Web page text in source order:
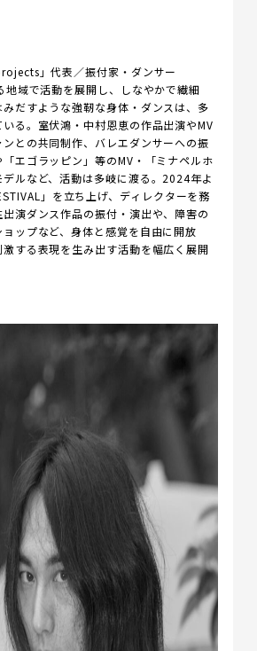
」代表／振付家・ダンサー
域で活動を展開し、しなやかで繊細
だすような強靭な身体・ダンスは、多
る。室伏鴻・中村恩恵の作品出演やMV
との共同制作、バレエダンサーへの振
エゴラッピン」等のMV・「ミナペルホ
ルなど、活動は多岐に渡る。2024年よ
」を立ち上げ、ディレクターを務
演ダンス作品の振付・演出や、障害の
ップなど、身体と感覚を自由に開放
激する表現を生み出す活動を幅広く展開